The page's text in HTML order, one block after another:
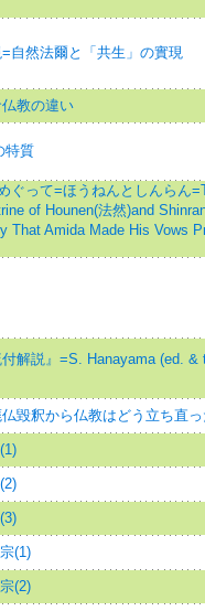
自然法爾と「共生」の實現
教の違い
特質
ぐって=ほうねんとしんらん
of Hounen(法然)and
That Amida Made His Vows
解説』=S. Hanayama (ed. &
毀釈から仏教はどう立ち直
(1)
(2)